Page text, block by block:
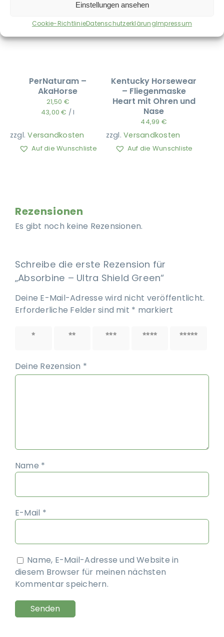
Einstellungen ansehen
Cookie-RichtlinieDatenschutzerklärungImpressum
PerNaturam –
AkaHorse
21,50 €
43,00€ /l
zzgl.Versandkosten
Auf die Wunschliste
Kentucky Horsewear
– Fliegenmaske
Heart mit Ohren und
Nase
44,99 €
zzgl.Versandkosten
Auf die Wunschliste
Rezensionen
Es gibt noch keine Rezensionen.
Schreibe die erste Rezension für
„Absorbine – Ultra Shield Green“
Deine E-Mail-Adresse wird nicht veröffentlicht.
Erforderliche Felder sind mit * markiert
1 von 2 von 3 von 4 von 5 von
Deine Rezension *
Name *
E-Mail *
Name, E-Mail-Adresse und Website in
diesem Browser für meinen nächsten
Kommentar speichern.